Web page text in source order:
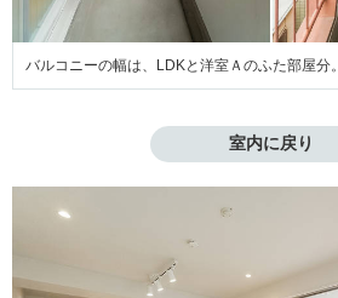
バルコニーの幅は、LDKと洋室Ａのふた部屋分。
室内に戻り